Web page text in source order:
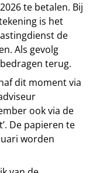
te betalen. Bij
is het
de
Als gevolg
terug.
dit moment via
ook via de
De papieren te
worden